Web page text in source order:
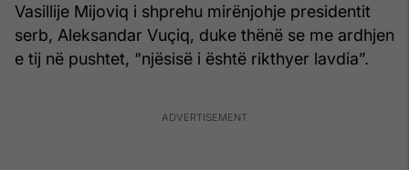
Vasillije Mijoviq i shprehu mirënjohje presidentit
serb, Aleksandar Vuçiq, duke thënë se me ardhjen
e tij në pushtet, “njësisë i është rikthyer lavdia”.